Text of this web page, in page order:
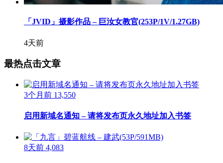
「JVID」摄影作品 – 巨汝女教官(253P/1V/1.27GB)
4天前
最热点击文章
3个月前 13,550
启用新域名通知 – 请将发布页永久地址加入书签
8天前 4,083